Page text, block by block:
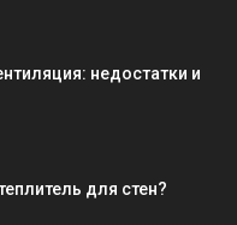
недостатки и
для стен?